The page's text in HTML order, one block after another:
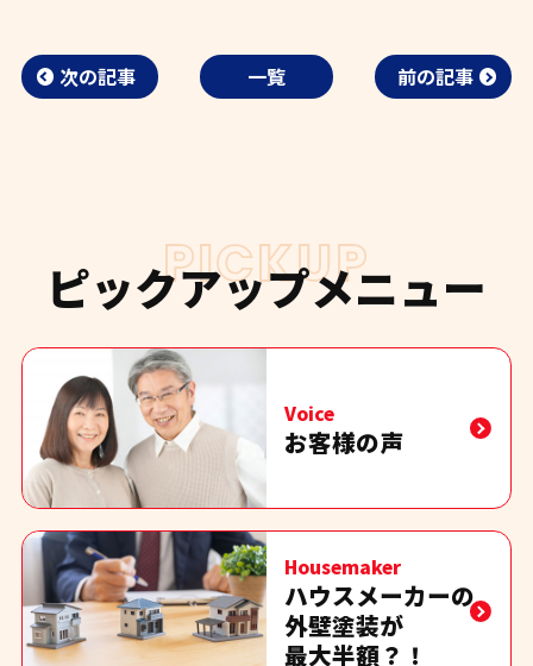
次の記事 一覧 前の記事
PICKUP
ピックアップメニュー
Voice
お客様の声
Housemaker
ハウスメーカーの
外壁塗装が
最大半額？！